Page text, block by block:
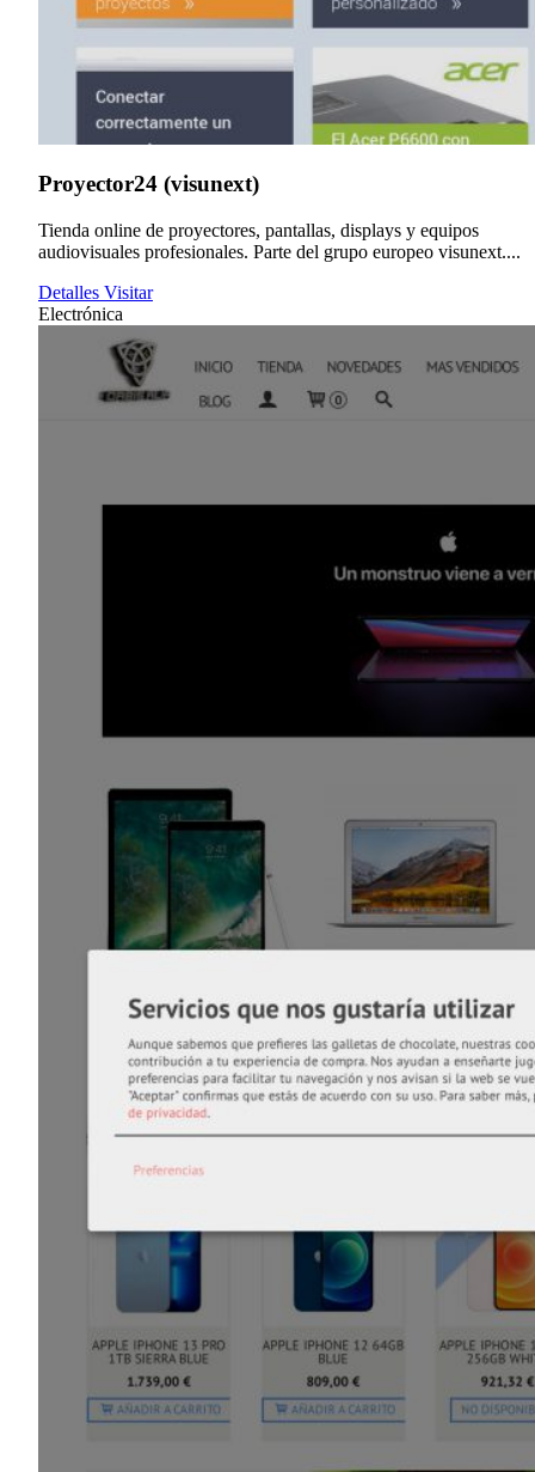
Proyector24 (visunext)
Tienda online de proyectores, pantallas, displays y equipos
audiovisuales profesionales. Parte del grupo europeo visunext....
Detalles Visitar
Electrónica